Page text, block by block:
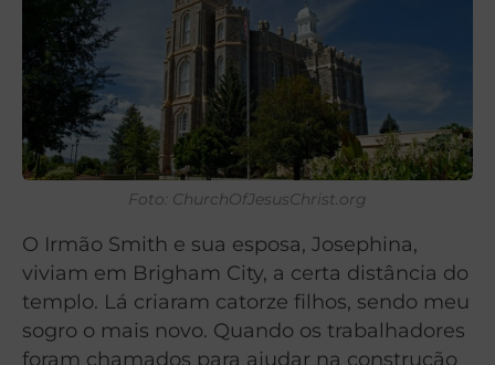
Foto: ChurchOfJesusChrist.org
O Irmão Smith e sua esposa, Josephina,
viviam em Brigham City, a certa distância do
templo. Lá criaram catorze filhos, sendo meu
sogro o mais novo. Quando os trabalhadores
foram chamados para ajudar na construção